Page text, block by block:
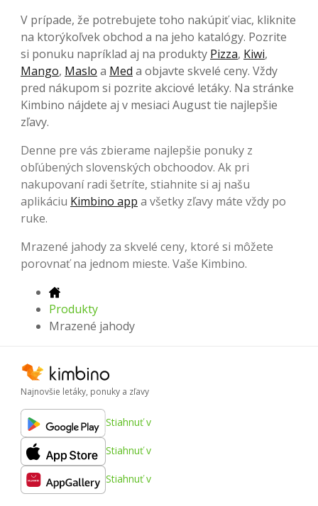
V prípade, že potrebujete toho nakúpiť viac, kliknite
na ktorýkoľvek obchod a na jeho katalógy. Pozrite
si ponuku napríklad aj na produkty Pizza, Kiwi,
Mango, Maslo a Med a objavte skvelé ceny. Vždy
pred nákupom si pozrite akciové letáky. Na stránke
Kimbino nájdete aj v mesiaci August tie najlepšie
zľavy.
Denne pre vás zbierame najlepšie ponuky z
obľúbených slovenských obchoodov. Ak pri
nakupovaní radi šetríte, stiahnite si aj našu
aplikáciu Kimbino app a všetky zľavy máte vždy po
ruke.
Mrazené jahody za skvelé ceny, ktoré si môžete
porovnať na jednom mieste. Vaše Kimbino.
Produkty
Mrazené jahody
Najnovšie letáky, ponuky a zľavy
Stiahnuť v
Stiahnuť v
Stiahnuť v